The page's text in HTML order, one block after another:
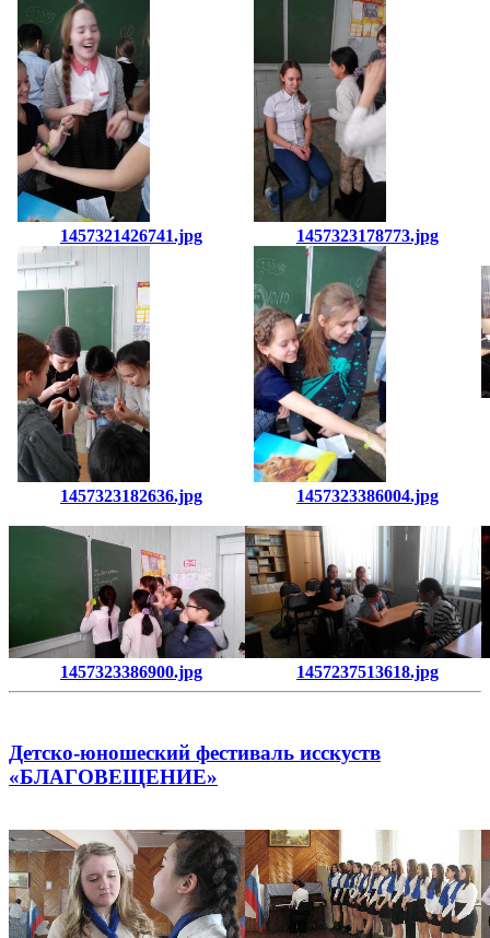
1457321426741.jpg 1457323178773.jpg
1457323182636.jpg 1457323386004.jpg
1457323386900.jpg 1457237513618.jpg
Детско-юношеский фестиваль исскуств
«БЛАГОВЕЩЕНИЕ»